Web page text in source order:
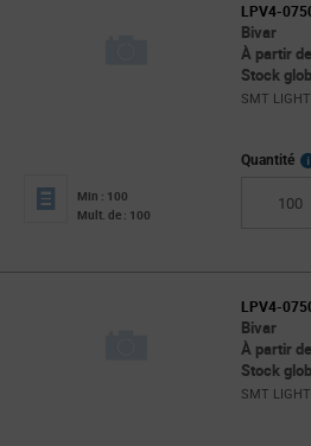
LPV4-
Bivar
À partir
Stock
SMT
Min : 100
Mult. de : 100
Quantité
LPV4-
Bivar
À partir
Stock
SMT